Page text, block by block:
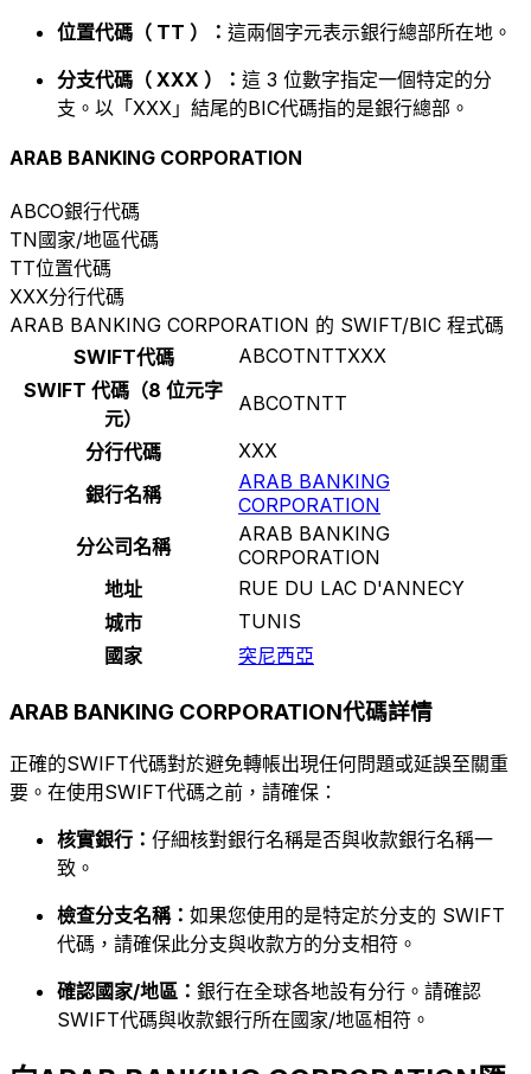
位置代碼（ TT ）： 這兩個字元表示銀行總部所在地。
分支代碼（ XXX ）： 這 3 位數字指定一個特定的分
支。以「XXX」結尾的BIC代碼指的是銀行總部。
ARAB BANKING CORPORATION
ABCO銀行代碼
TN國家/地區代碼
TT位置代碼
XXX分行代碼
ARAB BANKING CORPORATION 的 SWIFT/BIC 程式碼
SWIFT代碼
ABCOTNTTXXX
SWIFT 代碼（8 位元字
元）
ABCOTNTT
分行代碼
XXX
銀行名稱
ARAB BANKING
CORPORATION
分公司名稱
ARAB BANKING
CORPORATION
地址
RUE DU LAC D'ANNECY
城市
TUNIS
國家
突尼西亞
ARAB BANKING CORPORATION代碼詳情
正確的SWIFT代碼對於避免轉帳出現任何問題或延誤至關重
要。在使用SWIFT代碼之前，請確保：
核實銀行： 仔細核對銀行名稱是否與收款銀行名稱一
致。
檢查分支名稱： 如果您使用的是特定於分支的 SWIFT
代碼，請確保此分支與收款方的分支相符。
確認國家/地區： 銀行在全球各地設有分行。請確認
SWIFT代碼與收款銀行所在國家/地區相符。